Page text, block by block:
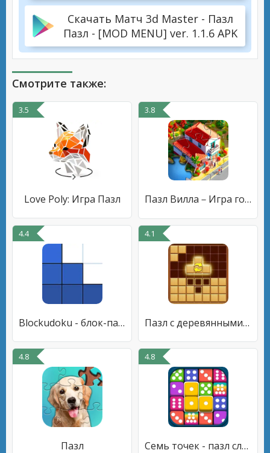
Скачать Матч 3d Master - Пазл
Пазл - [MOD MENU] ver. 1.1.6 APK
Смотрите также:
3.5
Love Poly: Игра Пазл
3.8
Пазл Вилла－Игра головоломка
4.4
Blockudoku - блок-пазл
4.1
Пазл с деревянными блоками
4.8
Пазл
4.8
Семь точек - пазл слияния